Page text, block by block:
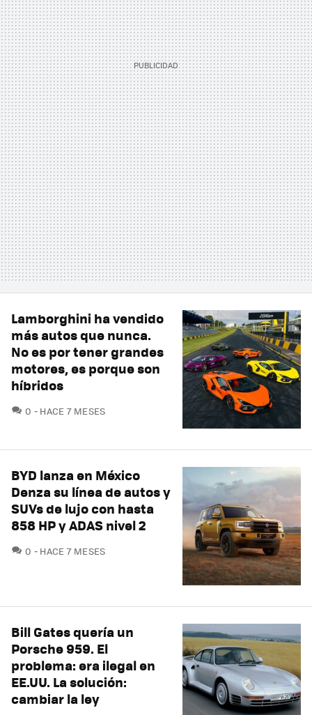
Lamborghini ha vendido
más autos que nunca.
No es por tener grandes
motores, es porque son
híbridos
0 COMENTARIOS
HACE 7 MESES
BYD lanza en México
Denza su línea de autos y
SUVs de lujo con hasta
858 HP y ADAS nivel 2
0 COMENTARIOS
HACE 7 MESES
Bill Gates quería un
Porsche 959. El
problema: era ilegal en
EE.UU. La solución:
cambiar la ley